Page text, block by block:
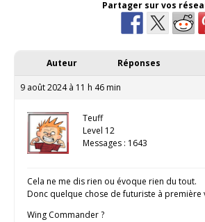
Partager sur vos
Auteur Réponses
9 août 2024 à 11 h 46 min
Teuff
Level 12
Messages : 1643
Cela ne me dis rien ou évoque rien du tout.
Donc quelque chose de futuriste à première
Wing Commander ?